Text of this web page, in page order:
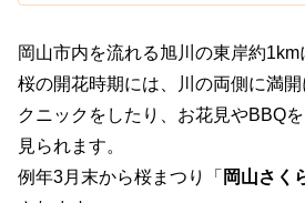
岡山市内を流れる旭川の東岸約1km
桜の開花時期には、川の両側に満
クニックをしたり、お花見やBBQ
見られます。
例年3月末から桜まつり「 岡山さく